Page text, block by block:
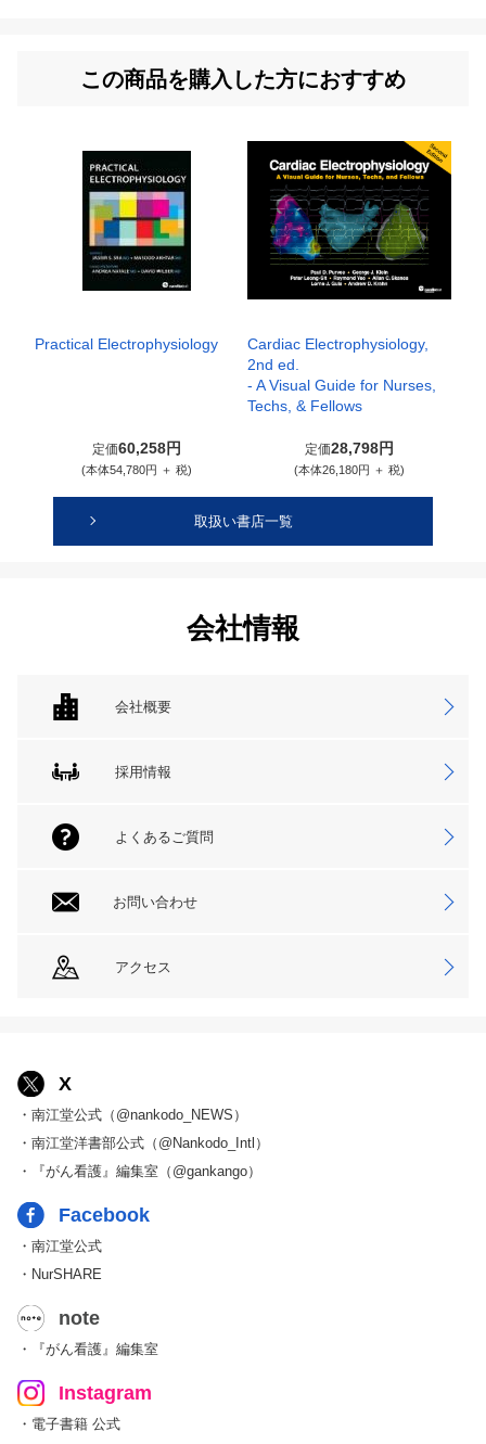
この商品を購入した方におすすめ
Practical Electrophysiology
定価60,258円
(本体54,780円 ＋ 税)
Cardiac Electrophysiology,
2nd ed.
- A Visual Guide for Nurses,
Techs, & Fellows
定価28,798円
(本体26,180円 ＋ 税)
取扱い書店一覧
会社情報
会社概要
採用情報
よくあるご質問
お問い合わせ
アクセス
X
・南江堂公式（@nankodo_NEWS）
・南江堂洋書部公式（@Nankodo_Intl）
・『がん看護』編集室（@gankango）
Facebook
・南江堂公式
・NurSHARE
note
・『がん看護』編集室
Instagram
・電子書籍 公式